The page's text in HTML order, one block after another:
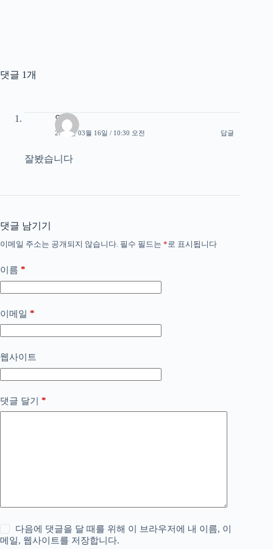
댓글 1개
익명
2023년 03월 16일 / 10:30 오전 답글
잘봤습니다
댓글 남기기
이메일 주소는 공개되지 않습니다. 필수 필드는 *로 표시됩니다
이름 *
이메일 *
웹사이트
댓글 달기 *
다음에 댓글을 달 때를 위해 이 브라우저에 내 이름, 이
메일, 웹사이트를 저장합니다.